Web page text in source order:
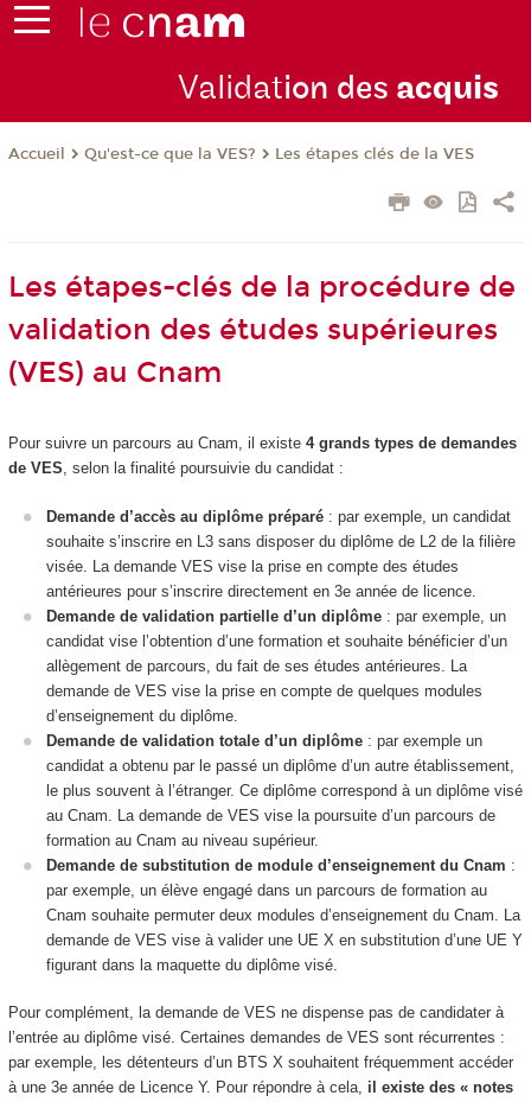
Validation des acquis
Accueil Qu'est-ce que la VES? Les étapes clés de la VES
Les étapes-clés de la procédure de
validation des études supérieures
(VES) au Cnam
Pour suivre un parcours au Cnam, il existe 4 grands types de demandes
de VES, selon la finalité poursuivie du candidat :
Demande d’accès au diplôme préparé : par exemple, un candidat
souhaite s’inscrire en L3 sans disposer du diplôme de L2 de la filière
visée. La demande VES vise la prise en compte des études
antérieures pour s’inscrire directement en 3e année de licence.
Demande de validation partielle d’un diplôme : par exemple, un
candidat vise l’obtention d’une formation et souhaite bénéficier d’un
allègement de parcours, du fait de ses études antérieures. La
demande de VES vise la prise en compte de quelques modules
d’enseignement du diplôme.
Demande de validation totale d’un diplôme : par exemple un
candidat a obtenu par le passé un diplôme d’un autre établissement,
le plus souvent à l’étranger. Ce diplôme correspond à un diplôme visé
au Cnam. La demande de VES vise la poursuite d’un parcours de
formation au Cnam au niveau supérieur.
Demande de substitution de module d’enseignement du Cnam :
par exemple, un élève engagé dans un parcours de formation au
Cnam souhaite permuter deux modules d’enseignement du Cnam. La
demande de VES vise à valider une UE X en substitution d’une UE Y
figurant dans la maquette du diplôme visé.
Pour complément, la demande de VES ne dispense pas de candidater à
l’entrée au diplôme visé. Certaines demandes de VES sont récurrentes :
par exemple, les détenteurs d’un BTS X souhaitent fréquemment accéder
à une 3e année de Licence Y. Pour répondre à cela, il existe des « notes